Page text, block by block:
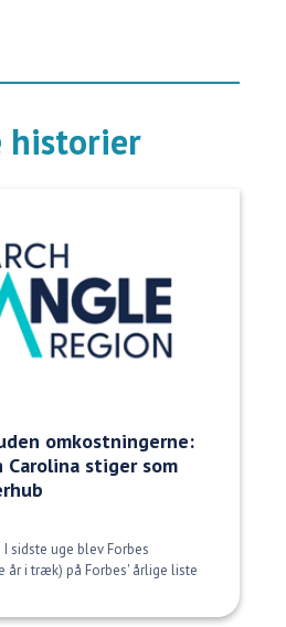
historier
omkostningerne:
Carolina stiger som
I sidste uge blev Forbes
år i træk) på Forbes' årlige liste